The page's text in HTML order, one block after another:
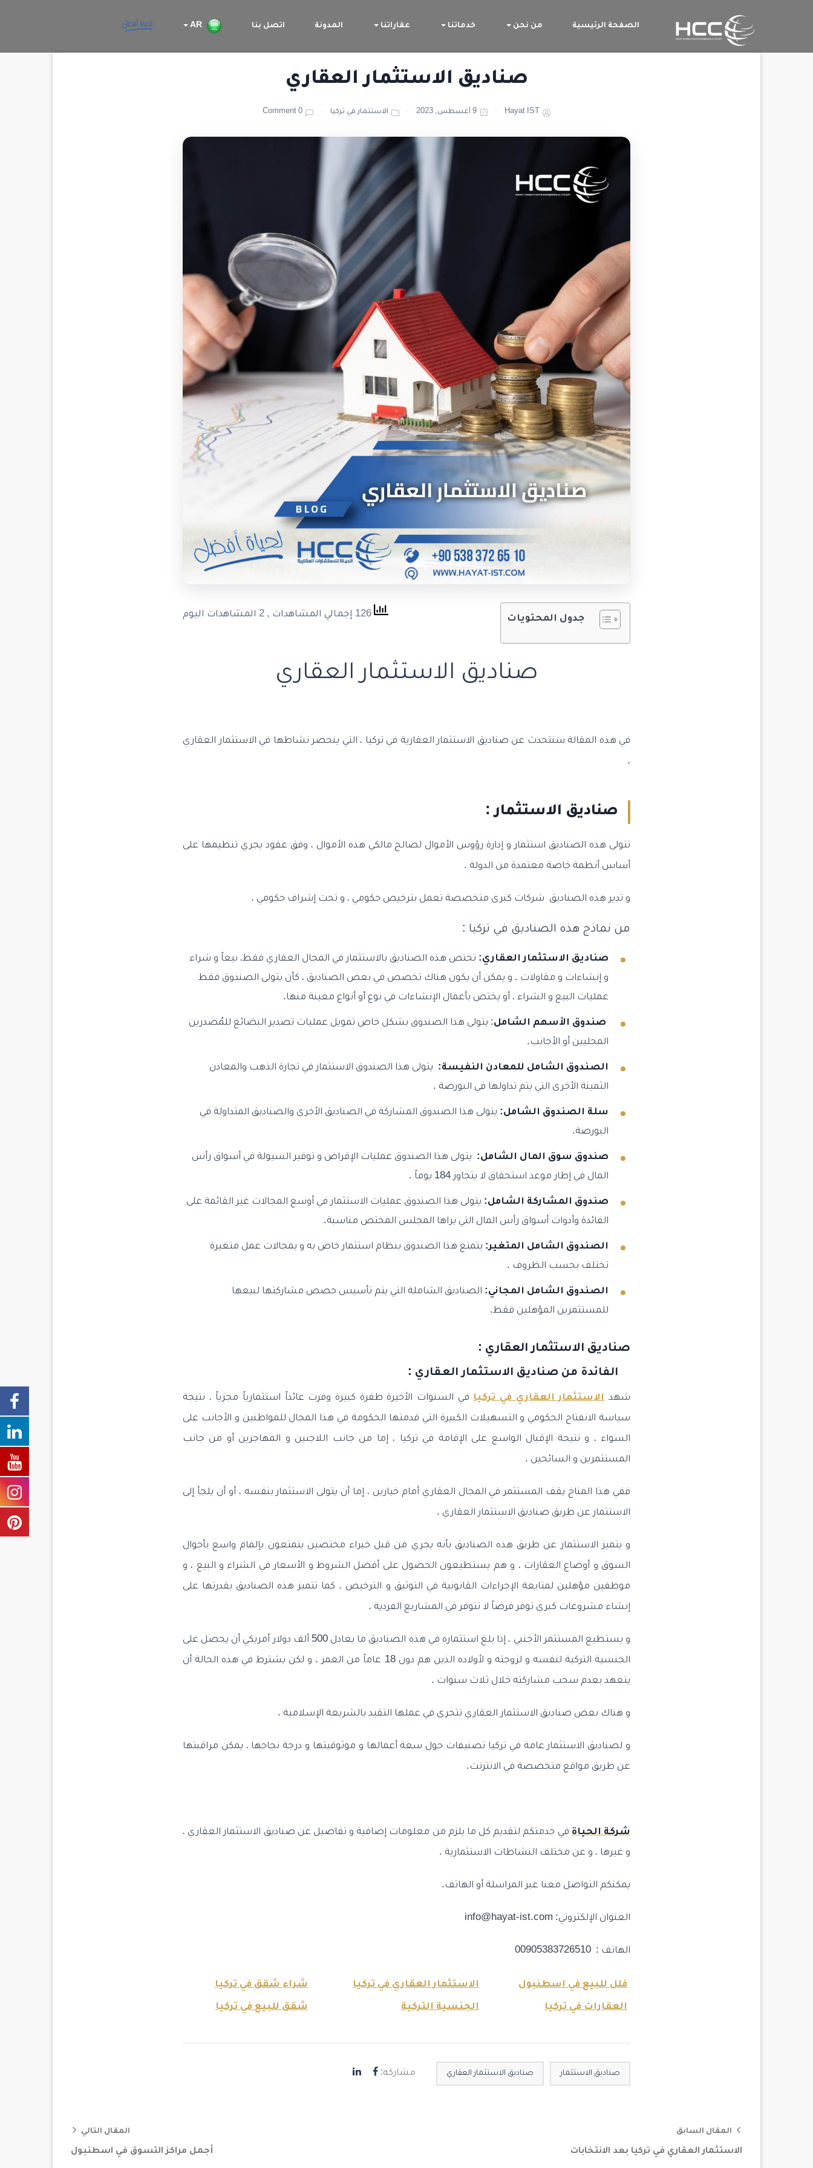
الصفحة الرئيسية من نحن خدماتنا عقاراتنا المدونة اتصل بنا AR
صناديق الاستثمار العقاري
Hayat IST 9 أغسطس, 2023 الاستثمار في تركيا 0 Comment
, 2 المشاهدات اليوم جدول المحتويات
صناديق الاستثمار العقاري
في هذه المقالة سنتحدث عن صناديق الاستثمار العقارية في تركيا ، التي ينحصر نشاطها في الاستثمار العقاري
.
صناديق الاستثمار :
تتولى هذه الصناديق استثمار و إدارة رؤوس الأموال لصالح مالكي هذه الأموال ، وفق عقود يجري تنظيمها على
أساس أنظمة خاصة معتمدة من الدولة .
و تدير هذه الصناديق شركات كبرى متخصصة تعمل بترخيص حكومي ، و تحت إشراف حكومي .
من نماذج هذه الصناديق في تركيا :
صناديق الاستثمار العقاري: تختص هذه الصناديق بالاستثمار في المجال العقاري فقط، بيعاً و شراء
و إنشاءات و مقاولات . و يمكن أن يكون هناك تخصص في بعض الصناديق ، كأن يتولى الصندوق فقط
عمليات البيع و الشراء ، أو يختص بأعمال الإنشاءات في نوع أو أنواع معينة منها.
صندوق الأسهم الشامل: يتولى هذا الصندوق بشكل خاص تمويل عمليات تصدير البضائع للمُصدرين
المحليين أو الأجانب.
الصندوق الشامل للمعادن النفيسة: يتولى هذا الصندوق الاستثمار في تجارة الذهب والمعادن
الثمينة الأخرى التي يتم تداولها في البورصة .
سلة الصندوق الشامل: يتولى هذا الصندوق المشاركة في الصناديق الأخرى والصناديق المتداولة في
البورصة.
صندوق سوق المال الشامل: يتولى هذا الصندوق عمليات الإقراض و توفير السيولة في أسواق رأس
المال في إطار موعد استحقاق لا يتجاوز 184 يوماً .
صندوق المشاركة الشامل: يتولى هذا الصندوق عمليات الاستثمار في أوسع المجالات غير القائمة على
الفائدة وأدوات أسواق رأس المال التي يراها المجلس المختص مناسبة.
الصندوق الشامل المتغير: يتمتع هذا الصندوق بنظام استثمار خاص به و بمجالات عمل متغيرة
تختلف بحسب الظروف .
الصندوق الشامل المجاني: الصناديق الشاملة التي يتم تأسيس حصص مشاركتها لبيعها
للمستثمرين المؤهلين فقط.
صناديق الاستثمار العقاري :
الفائدة من صناديق الاستثمار العقاري :
شهدالاستثمار العقاري في تركيافي السنوات الأخيرة طفرة كبيرة وفرت عائداً استثمارياً مجزياً ، نتيجة
سياسة الانفتاح الحكومي و التسهيلات الكبيرة التي قدمتها الحكومة في هذا المجال للمواطنين و الأجانب على
السواء ، و نتيجة الإقبال الواسع على الإقامة في تركيا ، إما من جانب اللاجىين و المهاجرين أو من جانب
المستثمرين و السائحين .
ففي هذا المناخ يقف المستثمر في المجال العقاري أمام خيارين ، إما أن يتولى الاستثمار بنفسه ، أو أن يلجأ إلى
الاستثمار عن طريق صناديق الاستثمار العقاري .
و يتميز الاستثمار عن طريق هذه الصناديق بأنه يجري من قبل خبراء مختصين يتمتعون بإلمام واسع بأحوال
السوق و أوضاع العقارات ، و هم يستطيعون الحصول على أفضل الشروط و الأسعار في الشراء و البيع ، و
موظفين مؤهلين لمتابعة الإجراءات القانونية في التوثيق و الترخيص . كما تتميز هذه الصناديق بقدرتها على
إنشاء مشروعات كبرى توفر فرصاً لا تتوفر في المشاريع الفردية .
و يستطيع المستثمر الأجنبي ، إذا بلغ استثماره في هذه الصناديق ما يعادل 500 ألف دولار أمريكي أن يحصل على
الجنسية التركية لنفسه و لزوجته و لأولاده الذين هم دون 18 عاماً من العمر . و لكن يشترط في هذه الحالة أن
يتعهد بعدم سحب مشاركته خلال ثلاث سنوات .
و هناك بعض صناديق الاستثمار العقاري تتحرى في عملها التقيد بالشريعة الإسلامية .
و لصناديق الاستثمار عامة في تركيا تصنيفات حول سعة أعمالها و موثوقيتها و درجة نجاحها ، يمكن مراقبتها
عن طريق مواقع متخصصة في الانترنت.
شركة الحياةفي خدمتكم لتقديم كل ما يلزم من معلومات إضافية و تفاصيل عن صناديق الاستثمار العقاري ،
و غيرها ، و عن مختلف النشاطات الاستثمارية .
يمكنكم التواصل معنا عبر المراسلة أو الهاتف.
العنوان الإلكتروني: info@hayat-ist.com
الهاتف : 00905383726510
فلل للبيع في اسطنبول الاستثمار العقاري في تركيا شراء شقق في تركيا
العقارات في تركيا الجنسية التركية شقق للبيع في تركيا
صناديق الاستثمار صناديق الاستثمار العقاري مشاركة:
المقال السابق
الاستثمار العقاري في تركيا بعد الانتخابات
المقال التالي
أجمل مراكز التسوق في اسطنبول